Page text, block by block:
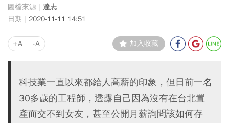
達志
2020-11-11 14:51
+A -A 加入收藏
科技業一直以來都給人高薪的印象，但日前一名
30多歲的工程師，透露自己因為沒有在台北置
產而交不到女友，甚至公開月薪詢問該如何存